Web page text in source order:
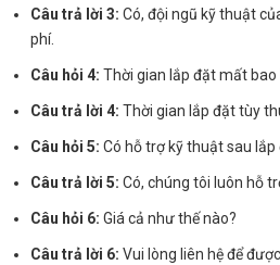
Câu trả lời 3: Có, đội ngũ kỹ thuật
phí.
Câu hỏi 4: Thời gian lắp đặt mất bao
Câu trả lời 4: Thời gian lắp đặt tùy
Câu hỏi 5: Có hỗ trợ kỹ thuật sau lắp
Câu trả lời 5: Có, chúng tôi luôn hỗ
Câu hỏi 6: Giá cả như thế nào?
Câu trả lời 6: Vui lòng liên hệ để